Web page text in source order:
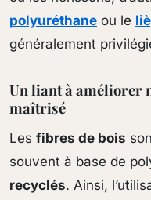
polyuréthane ou le
généralement
Un liant à améliorer
maîtrisé
Les fibres de bois
souvent à base de
recyclés. Ainsi,